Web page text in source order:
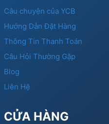
Câu chuyện của YCB
Hướng Dẫn Đặt Hàng
Thông Tin Thanh Toán
Câu Hỏi Thường Gặp
Blog
Liên Hệ
CỬA HÀNG